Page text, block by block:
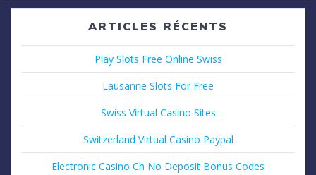
ARTICLES RÉCENTS
Play Slots Free Online Swiss
Lausanne Slots For Free
Swiss Virtual Casino Sites
Switzerland Virtual Casino Paypal
Electronic Casino Ch No Deposit Bonus Codes